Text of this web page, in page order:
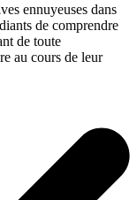
ennuyeuses dans
de comprendre
de toute
au cours de leur